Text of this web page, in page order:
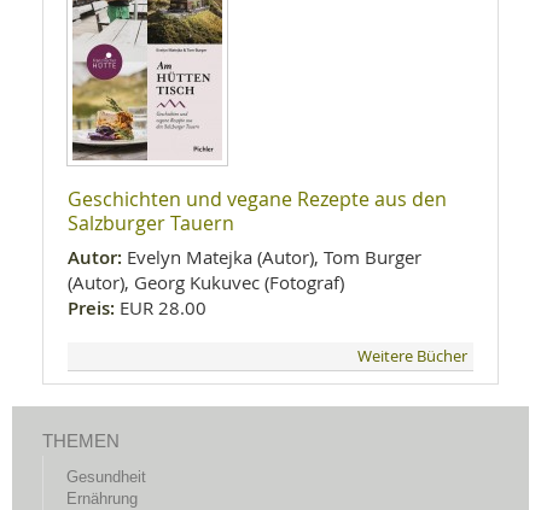
Geschichten und vegane Rezepte aus den
Salzburger Tauern
Autor: Evelyn Matejka (Autor), Tom Burger
(Autor), Georg Kukuvec (Fotograf)
Preis: EUR 28.00
Weitere Bücher
THEMEN
Gesundheit
Ernährung